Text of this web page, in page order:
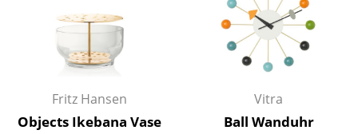
Bürodrehstühle
Konferenzstühle
Einzelteile
Fritz Hansen
Objects Ikebana Vase
Vitra
Ball Wanduhr